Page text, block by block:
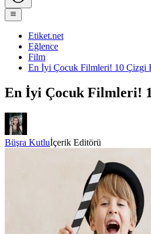
Etiket.net
Eğlence
Film
En İyi Çocuk Filmleri! 10 Çizgi
En İyi Çocuk Filmleri!
Büşra Kutluİçerik Editörü